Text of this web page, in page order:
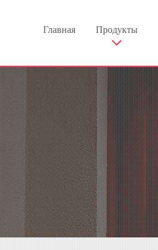
Главная Продукты